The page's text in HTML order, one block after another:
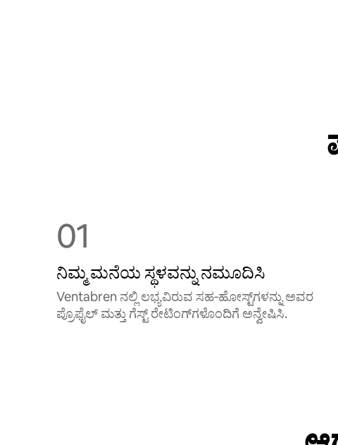
01
ನಿಮ್ಮ ಮನೆಯ ಸ್ಥಳವನ್ನು ನಮೂದಿಸಿ
Ventabren ನಲ್ಲಿ ಲಭ್ಯವಿರುವ ಸಹ‑ಹೋಸ್ಟ್‌ಗಳನ್ನು ಅವರ
ಪ್ರೊಫೈಲ್ ಮತ್ತು ಗೆಸ್ಟ್ ರೇಟಿಂಗ್‌ಗಳೊಂದಿಗೆ ಅನ್ವೇಷಿಸಿ.